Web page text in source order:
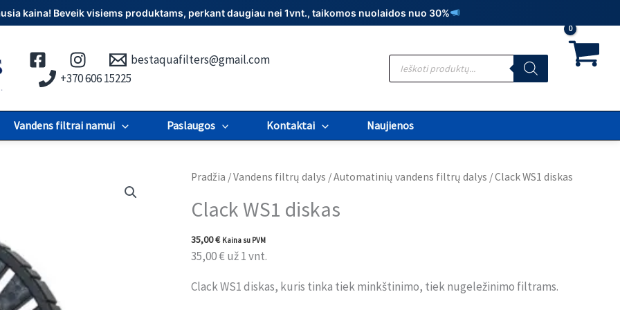
kaina! Beveik visiems produktams, perkant daugiau nei 1vnt., taikomos nuolaidos nuo 30%
bestaquafilters@gmail.com
+370 606 15225
Products
search
Vandens filtrai namui Paslaugos Kontaktai Naujienos
Pradžia /Vandens filtrų dalys /Automatinių vandens filtrų dalys / Clack WS1 diskas
Clack WS1 diskas
35,00€ Kaina su PVM
35,00€už 1 vnt.
Clack WS1 diskas, kuris tinka tiek minkštinimo, tiek nugeležinimo filtrams.
produkto
Clack
WS1
diskas